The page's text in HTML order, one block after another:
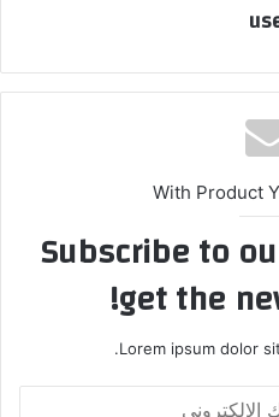
With Product
Subscribe to
get the
Lorem ipsum dolor